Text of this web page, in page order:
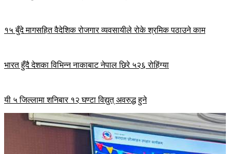
१५ बुँदे मागसहित वैदेशिक रोजगार व्यवसायीले रोके श्रमिक पठाउने काम
भारत हुँदै देशका विभिन्न नाकाबाट नेपाल छिरे ५२६ रोहिंग्या
यी ५ जिल्लामा शनिबार १२ घण्टा विद्युत् अवरुद्ध हुने